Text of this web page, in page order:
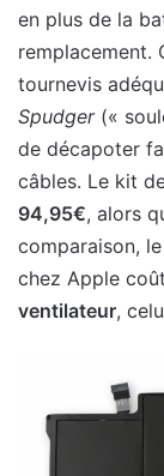
en plus de la
remplacement.
tournevis
Spudger(«
de décapoter
câbles. Le kit
94,95€, alors
comparaison,
chez Apple
ventilateur,